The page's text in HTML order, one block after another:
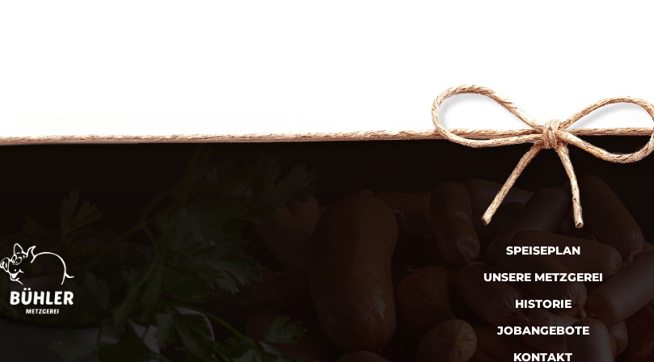
SPEISEPLAN
UNSERE METZGEREI
HISTORIE
JOBANGEBOTE
KONTAKT